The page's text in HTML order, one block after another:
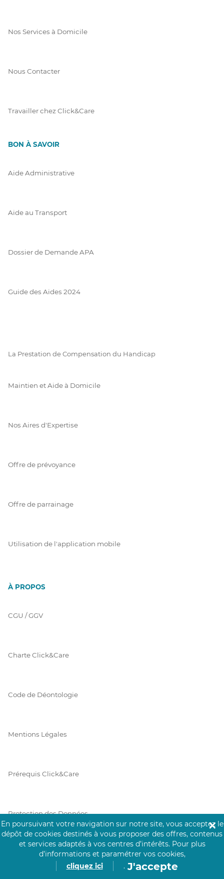
Nos Services à Domicile
Nous Contacter
Travailler chez Click&Care
BON À SAVOIR
Aide Administrative
Aide au Transport
Dossier de Demande APA
Guide des Aides 2024
La Prestation de Compensation du Handicap
Maintien et Aide à Domicile
Nos Aires d'Expertise
Offre de prévoyance
Offre de parrainage
Utilisation de l'application mobile
À PROPOS
CGU / GGV
Charte Click&Care
Code de Déontologie
Mentions Légales
Prérequis Click&Care
Protection des Données
Vie Privée
En poursuivant votre navigation sur notre site, vous acceptez le
dépôt de cookies destinés à vous proposer des offres, contenus
et services adaptés à vos centres d’intérêts. Pour plus
d’informations et paramétrer vos cookies,
cliquez ici
. J'accepte
✕